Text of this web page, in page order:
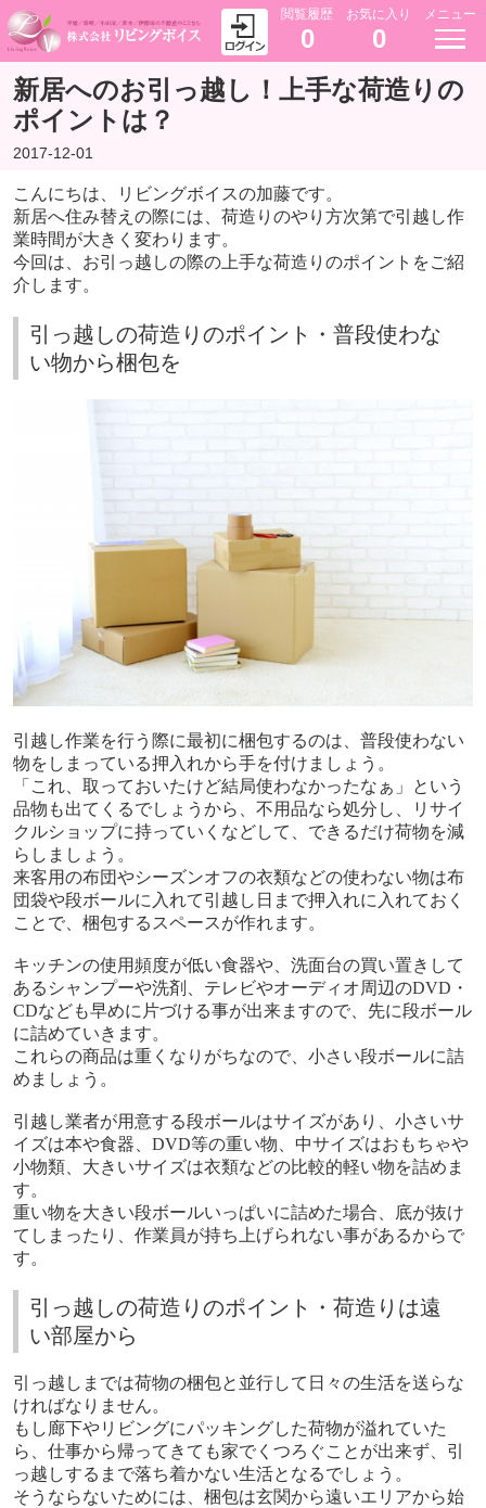
閲覧履歴
0
お気に入り
0
メニュー
新居へのお引っ越し！上手な荷造りの
ポイントは？
2017-12-01
こんにちは、リビングボイスの加藤です。
新居へ住み替えの際には、荷造りのやり方次第で引越し作
業時間が大きく変わります。
今回は、お引っ越しの際の上手な荷造りのポイントをご紹
介します。
引っ越しの荷造りのポイント・普段使わな
い物から梱包を
引越し作業を行う際に最初に梱包するのは、普段使わない
物をしまっている押入れから手を付けましょう。
「これ、取っておいたけど結局使わなかったなぁ」という
品物も出てくるでしょうから、不用品なら処分し、リサイ
クルショップに持っていくなどして、できるだけ荷物を減
らしましょう。
来客用の布団やシーズンオフの衣類などの使わない物は布
団袋や段ボールに入れて引越し日まで押入れに入れておく
ことで、梱包するスペースが作れます。
キッチンの使用頻度が低い食器や、洗面台の買い置きして
あるシャンプーや洗剤、テレビやオーディオ周辺のDVD・
CDなども早めに片づける事が出来ますので、先に段ボール
に詰めていきます。
これらの商品は重くなりがちなので、小さい段ボールに詰
めましょう。
引越し業者が用意する段ボールはサイズがあり、小さいサ
イズは本や食器、DVD等の重い物、中サイズはおもちゃや
小物類、大きいサイズは衣類などの比較的軽い物を詰めま
す。
重い物を大きい段ボールいっぱいに詰めた場合、底が抜け
てしまったり、作業員が持ち上げられない事があるからで
す。
引っ越しの荷造りのポイント・荷造りは遠
い部屋から
引っ越しまでは荷物の梱包と並行して日々の生活を送らな
ければなりません。
もし廊下やリビングにパッキングした荷物が溢れていた
ら、仕事から帰ってきても家でくつろぐことが出来ず、引
っ越しするまで落ち着かない生活となるでしょう。
そうならないためには、梱包は玄関から遠いエリアから始